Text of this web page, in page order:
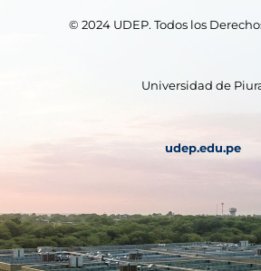
© 2024 UDEP. Todos los
Universidad de
udep.edu.pe